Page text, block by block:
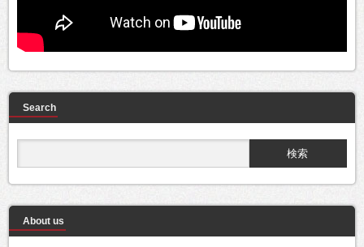
Search
About us